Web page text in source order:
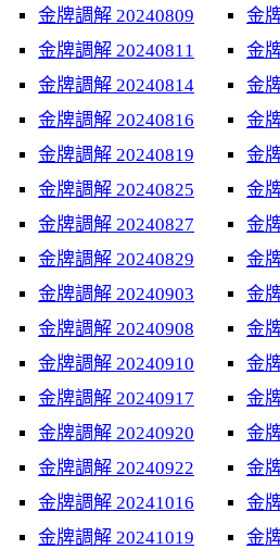
金牌調解 20240809
金
金牌調解 20240811
金
金牌調解 20240814
金
金牌調解 20240816
金
金牌調解 20240819
金
金牌調解 20240825
金
金牌調解 20240827
金
金牌調解 20240829
金
金牌調解 20240903
金
金牌調解 20240908
金
金牌調解 20240910
金
金牌調解 20240917
金
金牌調解 20240920
金
金牌調解 20240922
金
金牌調解 20241016
金
金牌調解 20241019
金